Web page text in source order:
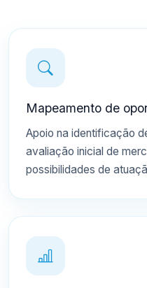
Mapeamento de
Apoio na identificação
avaliação inicial de
possibilidades de